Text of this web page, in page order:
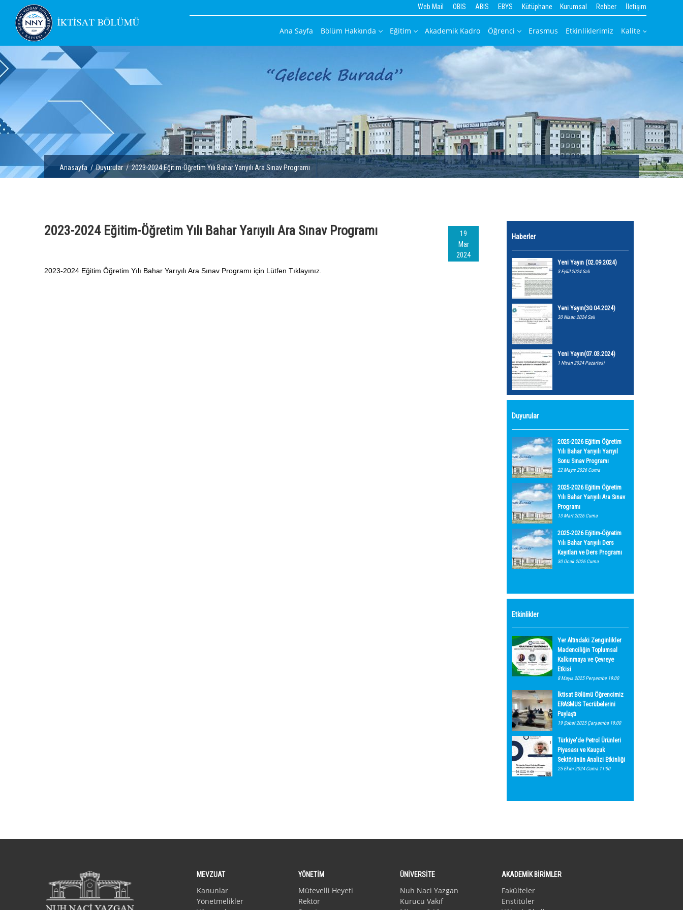
Web Mail OBIS ABIS EBYS Kütüphane Kurumsal Rehber İletişim
Ana Sayfa Bölüm Hakkında Eğitim Akademik Kadro Öğrenci Erasmus Etkinliklerimiz Kalite
Anasayfa /Duyurular/ 2023-2024 Eğitim-Öğretim Yılı Bahar Yarıyılı Ara Sınav Programı
19
Mar
2024
2023-2024 Eğitim-Öğretim Yılı Bahar Yarıyılı Ara Sınav Programı
2023-2024 Eğitim Öğretim Yılı Bahar Yarıyılı Ara Sınav Programı için Lütfen Tıklayınız.
Haberler
Yeni Yayın (02.09.2024)
3 Eylül 2024 Salı
Yeni Yayın(30.04.2024)
30 Nisan 2024 Salı
Yeni Yayın(07.03.2024)
1 Nisan 2024 Pazartesi
Duyurular
2025-2026 Eğitim Öğretim
Yılı Bahar Yarıyılı Yarıyıl
Sonu Sınav Programı
22 Mayıs 2026 Cuma
2025-2026 Eğitim Öğretim
Yılı Bahar Yarıyılı Ara Sınav
Programı
13 Mart 2026 Cuma
2025-2026 Eğitim-Öğretim
Yılı Bahar Yarıyılı Ders
Kayıtları ve Ders Programı
30 Ocak 2026 Cuma
Etkinlikler
Yer Altındaki Zenginlikler
Madenciliğin Toplumsal
Kalkınmaya ve Çevreye
Etkisi
8 Mayıs 2025 Perşembe 19:00
İktisat Bölümü Öğrencimiz
ERASMUS Tecrübelerini
Paylaştı
19 Şubat 2025 Çarşamba 19:00
Türkiye'de Petrol Ürünleri
Piyasası ve Kauçuk
Sektörünün Analizi Etkinliği
25 Ekim 2024 Cuma 11:00
MEVZUAT
Kanunlar
Yönetmelikler
YÖNETİM
Mütevelli Heyeti
Rektör
ÜNİVERSİTE
Nuh Naci Yazgan
Kurucu Vakıf
AKADEMİK BİRİMLER
Fakülteler
Enstitüler